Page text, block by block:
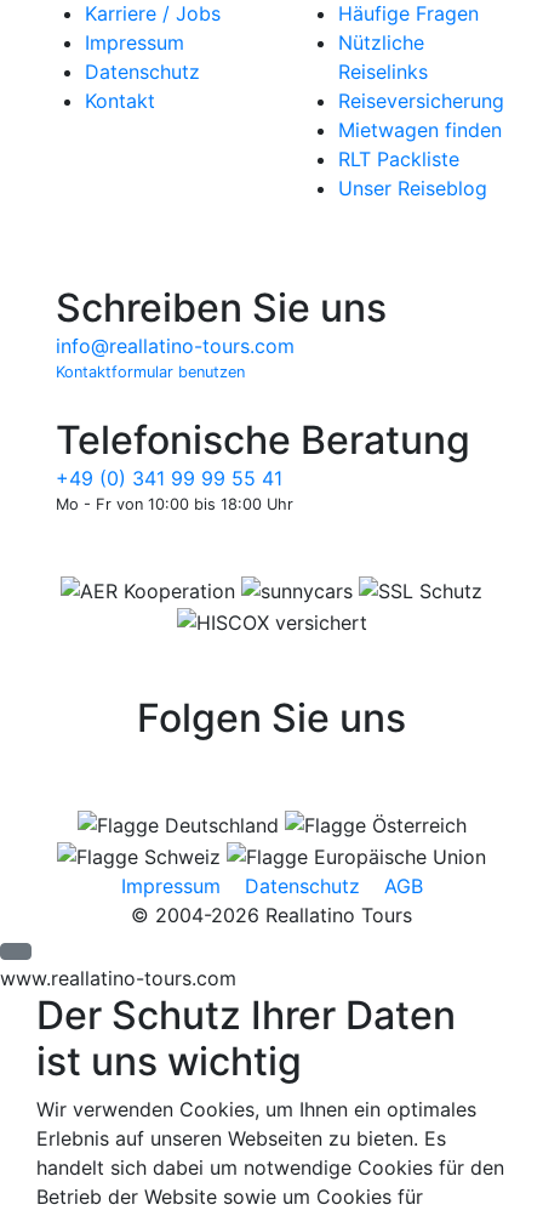
Karriere / Jobs
Impressum
Datenschutz
Kontakt
Häufige Fragen
Nützliche
Reiselinks
Reiseversicherung
Mietwagen finden
RLT Packliste
Unser Reiseblog
Schreiben Sie uns
info@reallatino-tours.com
Kontaktformular benutzen
Telefonische Beratung
+49 (0) 341 99 99 55 41
Mo - Fr von 10:00 bis 18:00 Uhr
Folgen Sie uns
Impressum Datenschutz
AGB
© 2004-2026 Reallatino Tours
www.reallatino-tours.com
Der Schutz Ihrer Daten
ist uns wichtig
Wir verwenden Cookies, um Ihnen ein optimales
Erlebnis auf unseren Webseiten zu bieten. Es
handelt sich dabei um notwendige Cookies für den
Betrieb der Website sowie um Cookies für